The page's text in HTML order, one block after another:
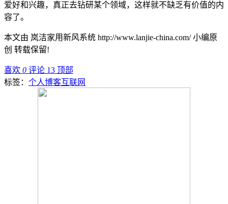
爱好和兴趣，真正去钻研某个领域，这样就不缺乏有价值的内
容了。
本文由 岚洁家用新风系统 http://www.lanjie-china.com/ 小编原
创 转载保留!
喜欢 0 评论 13 顶部
标签： 个人博客互联网